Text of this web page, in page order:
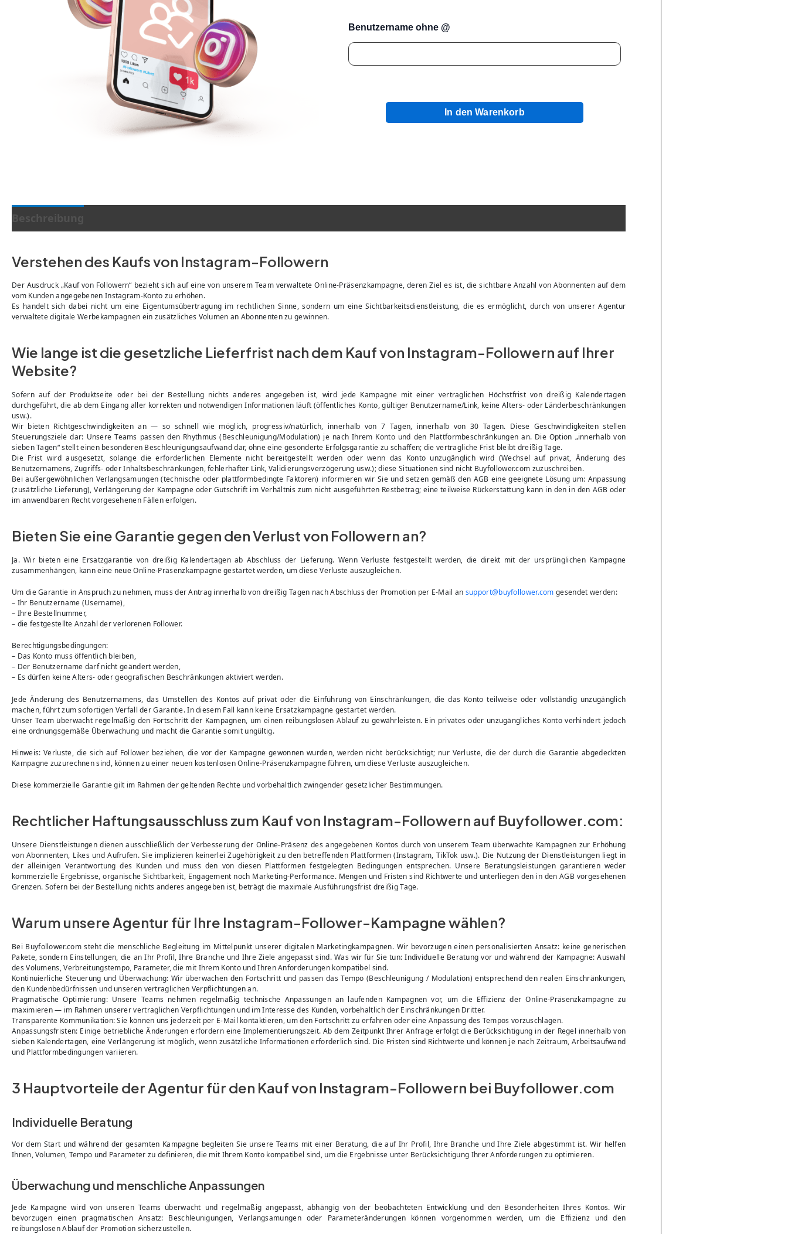
Benutzername ohne @
In den Warenkorb
Beschreibung
Verstehen des Kaufs von Instagram-Followern
Der Ausdruck „Kauf von Followern“ bezieht sich auf eine von unserem Team verwaltete Online-Präsenzkampagne, deren Ziel es ist, die sichtbare Anzahl von Abonnenten auf dem
vom Kunden angegebenen Instagram-Konto zu erhöhen.
Es handelt sich dabei nicht um eine Eigentumsübertragung im rechtlichen Sinne, sondern um eine Sichtbarkeitsdienstleistung, die es ermöglicht, durch von unserer Agentur
verwaltete digitale Werbekampagnen ein zusätzliches Volumen an Abonnenten zu gewinnen.
Wie lange ist die gesetzliche Lieferfrist nach dem Kauf von Instagram-Followern auf Ihrer
Website?
Sofern auf der Produktseite oder bei der Bestellung nichts anderes angegeben ist, wird jede Kampagne mit einer vertraglichen Höchstfrist von dreißig Kalendertagen
durchgeführt, die ab dem Eingang aller korrekten und notwendigen Informationen läuft (öffentliches Konto, gültiger Benutzername/Link, keine Alters- oder Länderbeschränkungen
usw.).
Wir bieten Richtgeschwindigkeiten an — so schnell wie möglich, progressiv/natürlich, innerhalb von 7 Tagen, innerhalb von 30 Tagen. Diese Geschwindigkeiten stellen
Steuerungsziele dar: Unsere Teams passen den Rhythmus (Beschleunigung/Modulation) je nach Ihrem Konto und den Plattformbeschränkungen an. Die Option „innerhalb von
sieben Tagen“ stellt einen besonderen Beschleunigungsaufwand dar, ohne eine gesonderte Erfolgsgarantie zu schaffen; die vertragliche Frist bleibt dreißig Tage.
Die Frist wird ausgesetzt, solange die erforderlichen Elemente nicht bereitgestellt werden oder wenn das Konto unzugänglich wird (Wechsel auf privat, Änderung des
Benutzernamens, Zugriffs- oder Inhaltsbeschränkungen, fehlerhafter Link, Validierungsverzögerung usw.); diese Situationen sind nicht Buyfollower.com zuzuschreiben.
Bei außergewöhnlichen Verlangsamungen (technische oder plattformbedingte Faktoren) informieren wir Sie und setzen gemäß den AGB eine geeignete Lösung um: Anpassung
(zusätzliche Lieferung), Verlängerung der Kampagne oder Gutschrift im Verhältnis zum nicht ausgeführten Restbetrag; eine teilweise Rückerstattung kann in den in den AGB oder
im anwendbaren Recht vorgesehenen Fällen erfolgen.
Bieten Sie eine Garantie gegen den Verlust von Followern an?
Ja. Wir bieten eine Ersatzgarantie von dreißig Kalendertagen ab Abschluss der Lieferung. Wenn Verluste festgestellt werden, die direkt mit der ursprünglichen Kampagne
zusammenhängen, kann eine neue Online-Präsenzkampagne gestartet werden, um diese Verluste auszugleichen.
Um die Garantie in Anspruch zu nehmen, muss der Antrag innerhalb von dreißig Tagen nach Abschluss der Promotion per E-Mail an support@buyfollower.com gesendet werden:
– Ihr Benutzername (Username),
– Ihre Bestellnummer,
– die festgestellte Anzahl der verlorenen Follower.
Berechtigungsbedingungen:
– Das Konto muss öffentlich bleiben,
– Der Benutzername darf nicht geändert werden,
– Es dürfen keine Alters- oder geografischen Beschränkungen aktiviert werden.
Jede Änderung des Benutzernamens, das Umstellen des Kontos auf privat oder die Einführung von Einschränkungen, die das Konto teilweise oder vollständig unzugänglich
machen, führt zum sofortigen Verfall der Garantie. In diesem Fall kann keine Ersatzkampagne gestartet werden.
Unser Team überwacht regelmäßig den Fortschritt der Kampagnen, um einen reibungslosen Ablauf zu gewährleisten. Ein privates oder unzugängliches Konto verhindert jedoch
eine ordnungsgemäße Überwachung und macht die Garantie somit ungültig.
Hinweis: Verluste, die sich auf Follower beziehen, die vor der Kampagne gewonnen wurden, werden nicht berücksichtigt; nur Verluste, die der durch die Garantie abgedeckten
Kampagne zuzurechnen sind, können zu einer neuen kostenlosen Online-Präsenzkampagne führen, um diese Verluste auszugleichen.
Diese kommerzielle Garantie gilt im Rahmen der geltenden Rechte und vorbehaltlich zwingender gesetzlicher Bestimmungen.
Rechtlicher Haftungsausschluss zum Kauf von Instagram-Followern auf Buyfollower.com:
Unsere Dienstleistungen dienen ausschließlich der Verbesserung der Online-Präsenz des angegebenen Kontos durch von unserem Team überwachte Kampagnen zur Erhöhung
von Abonnenten, Likes und Aufrufen. Sie implizieren keinerlei Zugehörigkeit zu den betreffenden Plattformen (Instagram, TikTok usw.). Die Nutzung der Dienstleistungen liegt in
der alleinigen Verantwortung des Kunden und muss den von diesen Plattformen festgelegten Bedingungen entsprechen. Unsere Beratungsleistungen garantieren weder
kommerzielle Ergebnisse, organische Sichtbarkeit, Engagement noch Marketing-Performance. Mengen und Fristen sind Richtwerte und unterliegen den in den AGB vorgesehenen
Grenzen. Sofern bei der Bestellung nichts anderes angegeben ist, beträgt die maximale Ausführungsfrist dreißig Tage.
Warum unsere Agentur für Ihre Instagram-Follower-Kampagne wählen?
Bei Buyfollower.com steht die menschliche Begleitung im Mittelpunkt unserer digitalen Marketingkampagnen. Wir bevorzugen einen personalisierten Ansatz: keine generischen
Pakete, sondern Einstellungen, die an Ihr Profil, Ihre Branche und Ihre Ziele angepasst sind. Was wir für Sie tun: Individuelle Beratung vor und während der Kampagne: Auswahl
des Volumens, Verbreitungstempo, Parameter, die mit Ihrem Konto und Ihren Anforderungen kompatibel sind.
Kontinuierliche Steuerung und Überwachung: Wir überwachen den Fortschritt und passen das Tempo (Beschleunigung / Modulation) entsprechend den realen Einschränkungen,
den Kundenbedürfnissen und unseren vertraglichen Verpflichtungen an.
Pragmatische Optimierung: Unsere Teams nehmen regelmäßig technische Anpassungen an laufenden Kampagnen vor, um die Effizienz der Online-Präsenzkampagne zu
maximieren — im Rahmen unserer vertraglichen Verpflichtungen und im Interesse des Kunden, vorbehaltlich der Einschränkungen Dritter.
Transparente Kommunikation: Sie können uns jederzeit per E-Mail kontaktieren, um den Fortschritt zu erfahren oder eine Anpassung des Tempos vorzuschlagen.
Anpassungsfristen: Einige betriebliche Änderungen erfordern eine Implementierungszeit. Ab dem Zeitpunkt Ihrer Anfrage erfolgt die Berücksichtigung in der Regel innerhalb von
sieben Kalendertagen, eine Verlängerung ist möglich, wenn zusätzliche Informationen erforderlich sind. Die Fristen sind Richtwerte und können je nach Zeitraum, Arbeitsaufwand
und Plattformbedingungen variieren.
3 Hauptvorteile der Agentur für den Kauf von Instagram-Followern bei Buyfollower.com
Individuelle Beratung
Vor dem Start und während der gesamten Kampagne begleiten Sie unsere Teams mit einer Beratung, die auf Ihr Profil, Ihre Branche und Ihre Ziele abgestimmt ist. Wir helfen
Ihnen, Volumen, Tempo und Parameter zu definieren, die mit Ihrem Konto kompatibel sind, um die Ergebnisse unter Berücksichtigung Ihrer Anforderungen zu optimieren.
Überwachung und menschliche Anpassungen
Jede Kampagne wird von unseren Teams überwacht und regelmäßig angepasst, abhängig von der beobachteten Entwicklung und den Besonderheiten Ihres Kontos. Wir
bevorzugen einen pragmatischen Ansatz: Beschleunigungen, Verlangsamungen oder Parameteränderungen können vorgenommen werden, um die Effizienz und den
reibungslosen Ablauf der Promotion sicherzustellen.